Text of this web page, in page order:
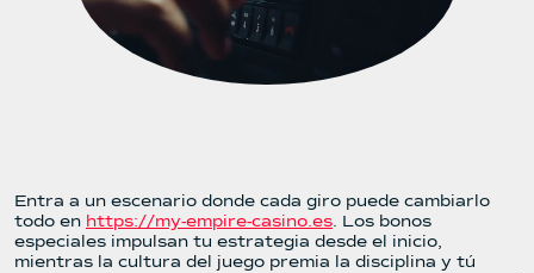
Entra a un escenario donde cada giro puede cambiarlo
todo en https://my-empire-casino.es. Los bonos
especiales impulsan tu estrategia desde el inicio,
mientras la cultura del juego premia la disciplina y tú